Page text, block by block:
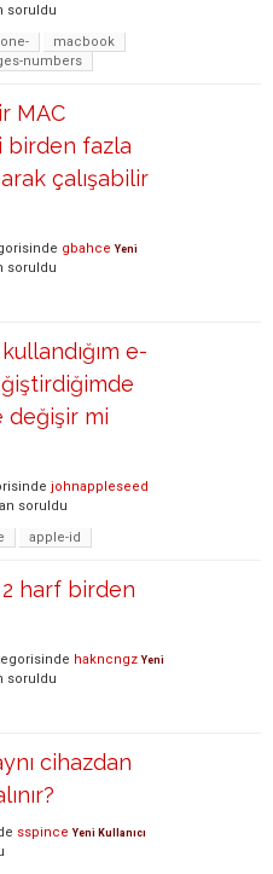
soruldu
macbook
numbers
MAC
birden fazla
çalışabilir
gbahce Yeni
soruldu
e-
değişir mi
johnappleseed
soruldu
apple-id
harf birden
hakncngz Yeni
soruldu
cihazdan
sspince Yeni Kullanıcı